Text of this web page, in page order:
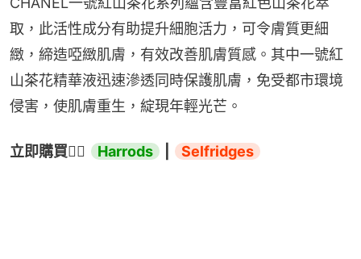
取，此活性成分有助提升細胞活力，可令膚質更細
緻，締造啞緻肌膚，有效改善肌膚質感。其中一號紅
山茶花精華液迅速滲透同時保護肌膚，免受都市環境
侵害，使肌膚重生，綻現年輕光芒。
立即購買👉🏻 Harrods Selfridges